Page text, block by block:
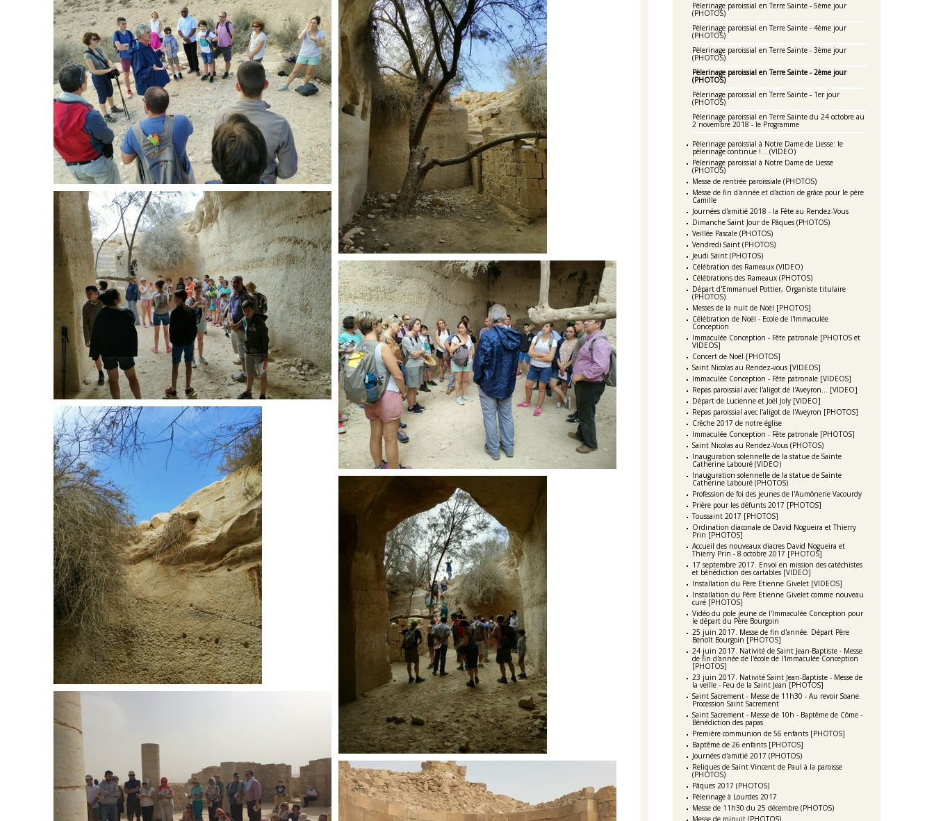
Pèlerinage paroissial en Terre Sainte - 5ème jour
(PHOTOS)
Pèlerinage paroissial en Terre Sainte - 4ème jour
(PHOTOS)
Pèlerinage paroissial en Terre Sainte - 3ème jour
(PHOTOS)
Pèlerinage paroissial en Terre Sainte - 2ème jour
(PHOTOS)
Pèlerinage paroissial en Terre Sainte - 1er jour
(PHOTOS)
Pèlerinage paroissial en Terre Sainte du 24 octobre au
2 novembre 2018 - le Programme
Pèlerinage paroissial à Notre Dame de Liesse: le
pèlerinage continue !... (VIDEO)
Pèlerinage paroissial à Notre Dame de Liesse
(PHOTOS)
Messe de rentrée paroissiale (PHOTOS)
Messe de fin d'année et d'action de grâce pour le père
Camille
Journées d'amitié 2018 - la Fête au Rendez-Vous
Dimanche Saint Jour de Pâques (PHOTOS)
Veillée Pascale (PHOTOS)
Vendredi Saint (PHOTOS)
Jeudi Saint (PHOTOS)
Célébration des Rameaux (VIDEO)
Célébrations des Rameaux (PHOTOS)
Départ d'Emmanuel Pottier, Organiste titulaire
(PHOTOS)
Messes de la nuit de Noël [PHOTOS]
Célébration de Noël - Ecole de l'Immaculée
Conception
Immaculée Conception - Fête patronale [PHOTOS et
VIDEOS]
Concert de Noël [PHOTOS]
Saint Nicolas au Rendez-vous [VIDEOS]
Immaculée Conception - Fête patronale [VIDEOS]
Repas paroissial avec l'aligot de l'Aveyron... [VIDEO]
Départ de Lucienne et Joël Joly [VIDEO]
Repas paroissial avec l'aligot de l'Aveyron [PHOTOS]
Crèche 2017 de notre église
Immaculée Conception - Fête patronale [PHOTOS]
Saint Nicolas au Rendez-Vous (PHOTOS)
Inauguration solennelle de la statue de Sainte
Catherine Labouré (VIDEO)
Inauguration solennelle de la statue de Sainte
Catherine Labouré (PHOTOS)
Profession de foi des jeunes de l'Aumônerie Vacourdy
Prière pour les défunts 2017 [PHOTOS]
Toussaint 2017 [PHOTOS]
Ordination diaconale de David Nogueira et Thierry
Prin [PHOTOS]
Accueil des nouveaux diacres David Nogueira et
Thierry Prin - 8 octobre 2017 [PHOTOS]
17 septembre 2017. Envoi en mission des catéchistes
et bénédiction des cartables [VIDEO]
Installation du Père Etienne Givelet [VIDEOS]
Installation du Père Etienne Givelet comme nouveau
curé [PHOTOS]
Vidéo du pole jeune de l'Immaculée Conception pour
le départ du Père Bourgoin
25 juin 2017. Messe de fin d'année. Départ Père
Benoît Bourgoin [PHOTOS]
24 juin 2017. Nativité de Saint Jean-Baptiste - Messe
de fin d'année de l'école de l'Immaculée Conception
[PHOTOS]
23 juin 2017. Nativité Saint Jean-Baptiste - Messe de
la veille - Feu de la Saint Jean [PHOTOS]
Saint Sacrement - Messe de 11h30 - Au revoir Soane.
Procession Saint Sacrement
Saint Sacrement - Messe de 10h - Baptême de Côme -
Bénédiction des papas
Première communion de 56 enfants [PHOTOS]
Baptême de 26 enfants [PHOTOS]
Journées d'amitié 2017 (PHOTOS)
Reliques de Saint Vincent de Paul à la paroisse
(PHOTOS)
Pâques 2017 (PHOTOS)
Pèlerinage à Lourdes 2017
Messe de 11h30 du 25 décembre (PHOTOS)
Messe de minuit (PHOTOS)